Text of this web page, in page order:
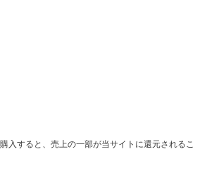
入すると、売上の一部が当サイトに還元されるこ